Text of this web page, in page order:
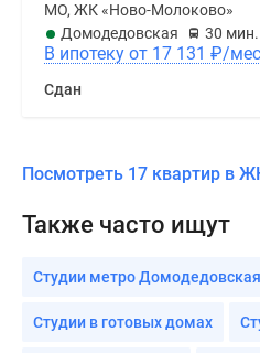
МО, ЖК «Ново-Молоково»
Домодедовская
30 мин.
В ипотеку от 17 131 ₽/мес
Сдан
Посмотреть 17 квартир в
Также часто ищут
Студии метро Домодедовская
Студии в готовых домах